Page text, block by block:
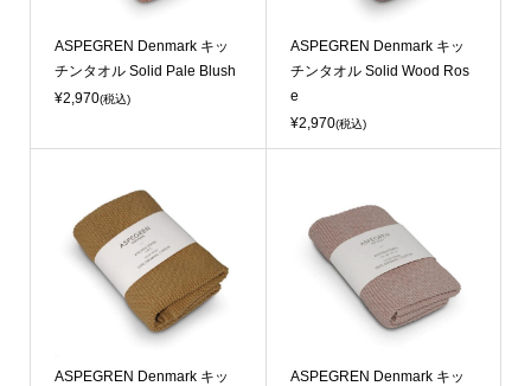
ASPEGREN Denmark キッ
チンタオル Solid Pale Blush
¥2,970(税込)
ASPEGREN Denmark キッ
チンタオル Solid Wood Ros
e
¥2,970(税込)
ASPEGREN Denmark キッ
ASPEGREN Denmark キッ